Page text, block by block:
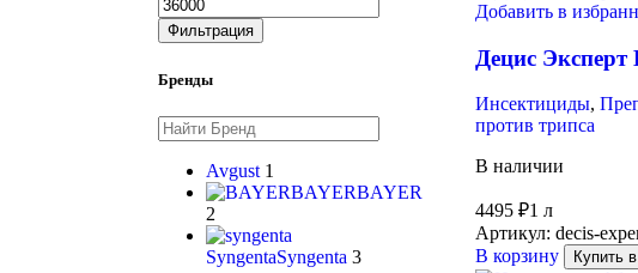
Фильтрация
Бренды
Avgust 1
BAYERBAYER
2
SyngentaSyngenta 3
Добавить в
Децис
Инсектициды,
против трипса
В наличии
4495 ₽1 л
Артикул: decis-
В корзину
Купить